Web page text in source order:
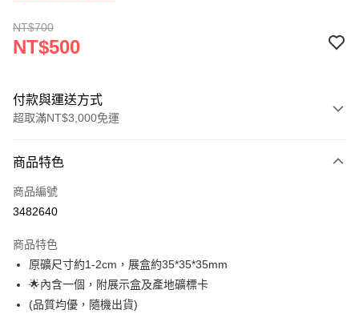
NT$700
NT$500
付款與運送方式
超取滿NT$3,000免運
信用卡一次付款
超商取貨付款
Apple Pay
街口支付
商品特色
商品編號
3482640
商品特色
原礦尺寸約1-2cm，展盒約35*35*35mm
🌟內含一個，附展示盒及產地礦標卡
(品質均優，隨機出貨)